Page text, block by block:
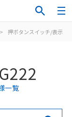
> 押ボタンスイッチ/表示灯
一覧